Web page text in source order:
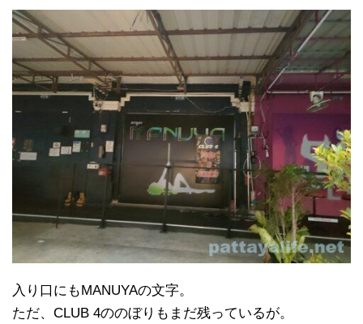
入り口にもMANUYAの文字。
ただ、CLUB 4ののぼりもまだ残っているが。